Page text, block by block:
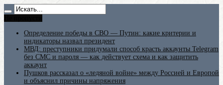
Определение победы в СВО — Путин: какие критерии и
индикаторы назвал президент
МВД: преступники придумали способ красть аккаунты Telegram
без СМС и пароля — как действует схема и как защитить
аккаунт
Пушков рассказал о «ледяной войне» между Россией и Европой
и объяснил причины напряжения